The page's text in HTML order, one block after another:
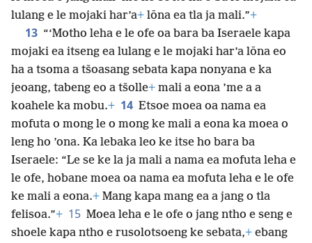
lulang e le mojaki har’a+ lōna ea tla ja mali.”+
13 “‘Motho leha e le ofe oa bara ba Iseraele kapa
mojaki ea itseng ea lulang e le mojaki har’a lōna eo
ha a tsoma a tšoasang sebata kapa nonyana e ka
jeoang, tabeng eo a tšolle+ mali a eona ’me a a
koahele ka mobu.+ 14 Etsoe moea oa nama ea
mofuta o mong le o mong ke mali a eona ka moea o
leng ho ’ona. Ka lebaka leo ke itse ho bara ba
Iseraele: “Le se ke la ja mali a nama ea mofuta leha e
le ofe, hobane moea oa nama ea mofuta leha e le ofe
ke mali a eona.+ Mang kapa mang ea a jang o tla
felisoa.”+ 15 Moea leha e le ofe o jang ntho e seng e
shoele kapa ntho e rusolotsoeng ke sebata,+ ebang